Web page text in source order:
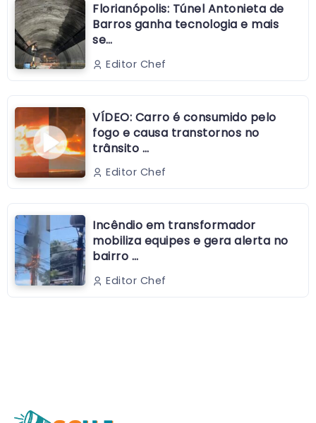
Florianópolis: Túnel Antonieta de
Barros ganha tecnologia e mais
se…
Editor Chef
VÍDEO: Carro é consumido pelo
fogo e causa transtornos no
trânsito …
Editor Chef
Incêndio em transformador
mobiliza equipes e gera alerta no
bairro …
Editor Chef